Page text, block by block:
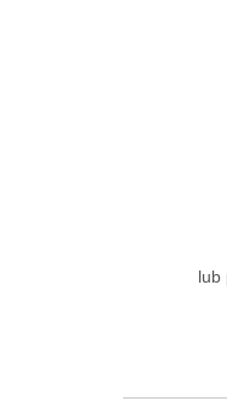
lub